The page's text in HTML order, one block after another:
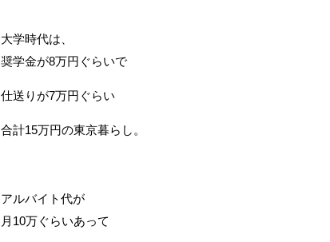
大学時代は、
奨学金が8万円ぐらいで
仕送りが7万円ぐらい
合計15万円の東京暮らし。
アルバイト代が
月10万ぐらいあって